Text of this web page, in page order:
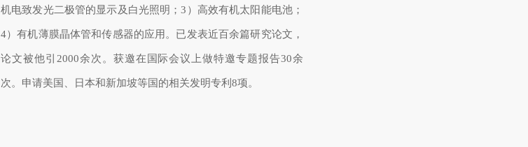
机电致发光二极管的显示及白光照明；3）高效有机太阳能电池；
4）有机薄膜晶体管和传感器的应用。已发表近百余篇研究论文，
论文被他引2000余次。获邀在国际会议上做特邀专题报告30余
次。申请美国、日本和新加坡等国的相关发明专利8项。